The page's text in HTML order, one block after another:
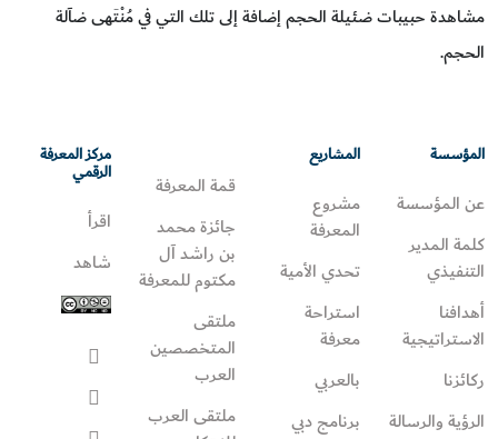
مشاهدة حبيبات ضئيلة الحجم إضافة إلى تلك التي في مُنْتَهى ضآلة
الحجم.
المؤسسة
عن المؤسسة
كلمة المدير
التنفيذي
أهدافنا
الاستراتيجية
ركائزنا
الرؤية والرسالة
المشاريع
مشروع
المعرفة
تحدي الأمية
استراحة
معرفة
بالعربي
برنامج دبي
قمة المعرفة
جائزة محمد
بن راشد آل
مكتوم للمعرفة
ملتقى
المتخصصين
العرب
ملتقى العرب
مركز المعرفة
الرقمي
اقرأ
شاهد